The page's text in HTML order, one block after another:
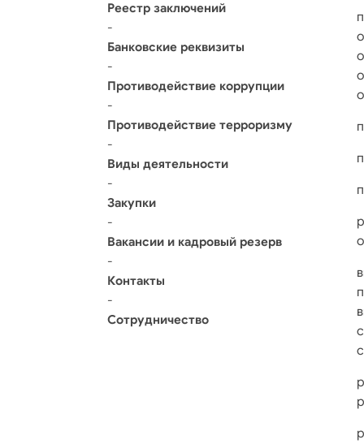
Реестр заключений
-
Банковские реквизиты
-
Противодействие коррупции
-
Противодействие терроризму
-
Виды деятельности
-
Закупки
-
Вакансии и кадровый резерв
-
Контакты
-
Сотрудничество